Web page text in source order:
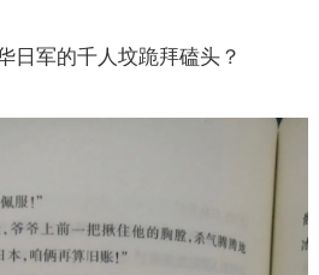
日军的千人坟跪拜磕头？